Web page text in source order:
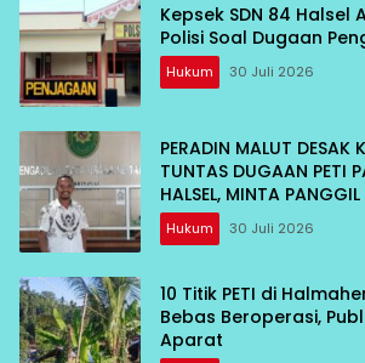
Kepsek SDN 84 Halsel
Polisi Soal Dugaan
Hukum 30 Juli 2026
PERADIN MALUT DESAK
TUNTAS DUGAAN PETI
HALSEL, MINTA
Hukum 30 Juli 2026
10 Titik PETI di
Bebas Beroperasi,
Aparat